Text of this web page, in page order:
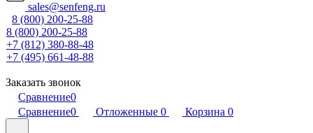
sales@senfeng.ru
8 (800) 200-25-88
8 (800) 200-25-88
+7 (812) 380-88-48
+7 (495) 661-48-88
Заказать звонок
Сравнение0
Сравнение0 Отложенные 0 Корзина 0